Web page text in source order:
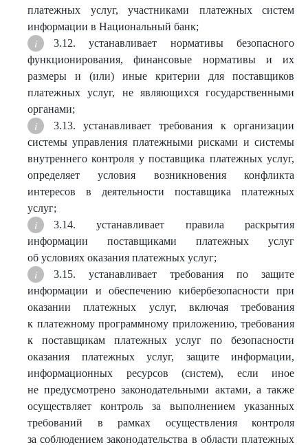
платежных услуг, участниками платежных систем
информации в Национальный банк;
3.12. устанавливает нормативы безопасного
функционирования, финансовые нормативы и их
размеры и (или) иные критерии для поставщиков
платежных услуг, не являющихся государственными
органами;
3.13. устанавливает требования к организации
системы управления платежными рисками и системы
внутреннего контроля у поставщика платежных услуг,
определяет условия возникновения конфликта
интересов в деятельности поставщика платежных
услуг;
3.14. устанавливает правила раскрытия
информации поставщиками платежных услуг
об условиях оказания платежных услуг;
3.15. устанавливает требования по защите
информации и обеспечению кибербезопасности при
оказании платежных услуг, включая требования
к платежному программному приложению, требования
к поставщикам платежных услуг по безопасности
оказания платежных услуг, защите информации,
информационных ресурсов (систем), если иное
не предусмотрено законодательными актами, а также
осуществляет контроль за выполнением указанных
требований в рамках осуществления контроля
за соблюдением законодательства в области платежных